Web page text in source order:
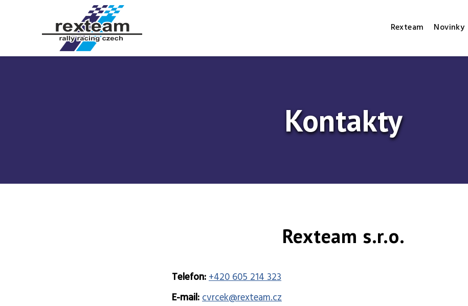
Rexteam Novinky
Kontakty
Rexteam s.r.o.
Telefon:+420 605 214 323
E-mail:cvrcek@rexteam.cz